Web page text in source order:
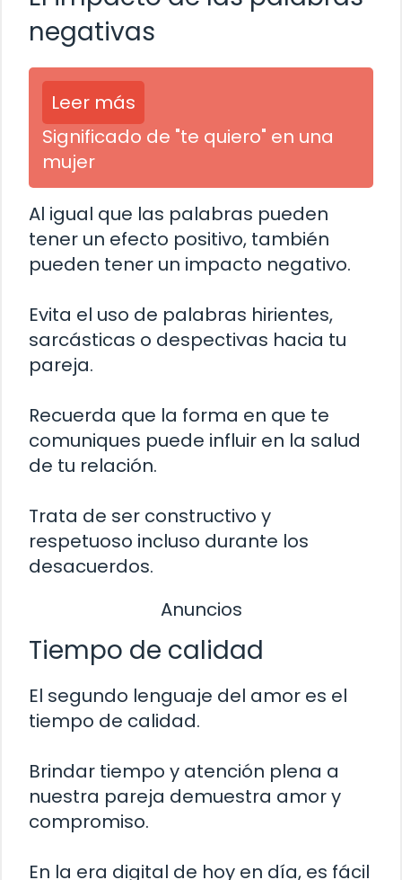
negativas
Leer más
Significado de "te quiero" en una
mujer
Al igual que las palabras pueden
tener un efecto positivo, también
pueden tener un impacto negativo.
Evita el uso de palabras hirientes,
sarcásticas o despectivas hacia tu
pareja.
Recuerda que la forma en que te
comuniques puede influir en la salud
de tu relación.
Trata de ser constructivo y
respetuoso incluso durante los
desacuerdos.
Anuncios
Tiempo de calidad
El segundo lenguaje del amor es el
tiempo de calidad.
Brindar tiempo y atención plena a
nuestra pareja demuestra amor y
compromiso.
En la era digital de hoy en día, es fácil